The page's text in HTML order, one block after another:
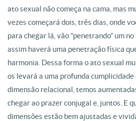
ato sexual não começa na cama, mas
vezes começará dois, três dias, onde
para chegar lá, vão ”penetrando” um
assim haverá uma penetração física
harmonia. Dessa forma o ato sexual
os levará a uma profunda
dimensão relacional, temos
chegar ao prazer conjugal e, juntos. E
dimensões estão bem ajustadas e